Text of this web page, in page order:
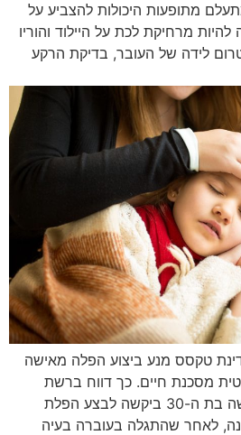
מתופעות היכולות להצביע על
מרחיקת לכת על היילוד והוריו
לידה של העובר, בדיקת הרקע
טקסס מנע ביצוע הפלה מאישה
מסכנת חיים. כך דווח ברשת
CNN בשבוע שעבר. האישה בת ה-30 ביקשה לבצע הפלת
ה-20 להריונה, לאחר שהתגלה בעוברה בעיה